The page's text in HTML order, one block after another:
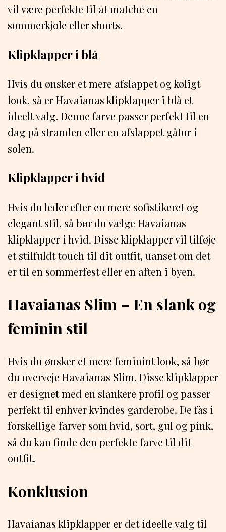
vil være perfekte til at matche en
sommerkjole eller shorts.
Klipklapper i blå
Hvis du ønsker et mere afslappet og køligt
look, så er Havaianas klipklapper i blå et
ideelt valg. Denne farve passer perfekt til en
dag på stranden eller en afslappet gåtur i
solen.
Klipklapper i hvid
Hvis du leder efter en mere sofistikeret og
elegant stil, så bør du vælge Havaianas
klipklapper i hvid. Disse klipklapper vil tilføje
et stilfuldt touch til dit outfit, uanset om det
er til en sommerfest eller en aften i byen.
Havaianas Slim – En slank og
feminin stil
Hvis du ønsker et mere feminint look, så bør
du overveje Havaianas Slim. Disse klipklapper
er designet med en slankere profil og passer
perfekt til enhver kvindes garderobe. De fås i
forskellige farver som hvid, sort, gul og pink,
så du kan finde den perfekte farve til dit
outfit.
Konklusion
Havaianas klipklapper er det ideelle valg til